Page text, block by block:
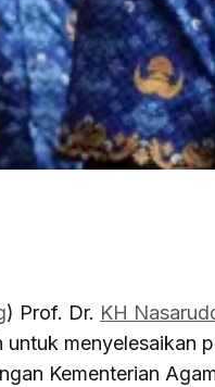
) Prof. Dr. KH
menyelesaikan
Kementerian